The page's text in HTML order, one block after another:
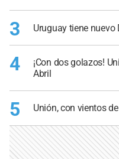
3 Uruguay tiene
4
¡Con dos golazos!
Abril
5 Unión, con vientos